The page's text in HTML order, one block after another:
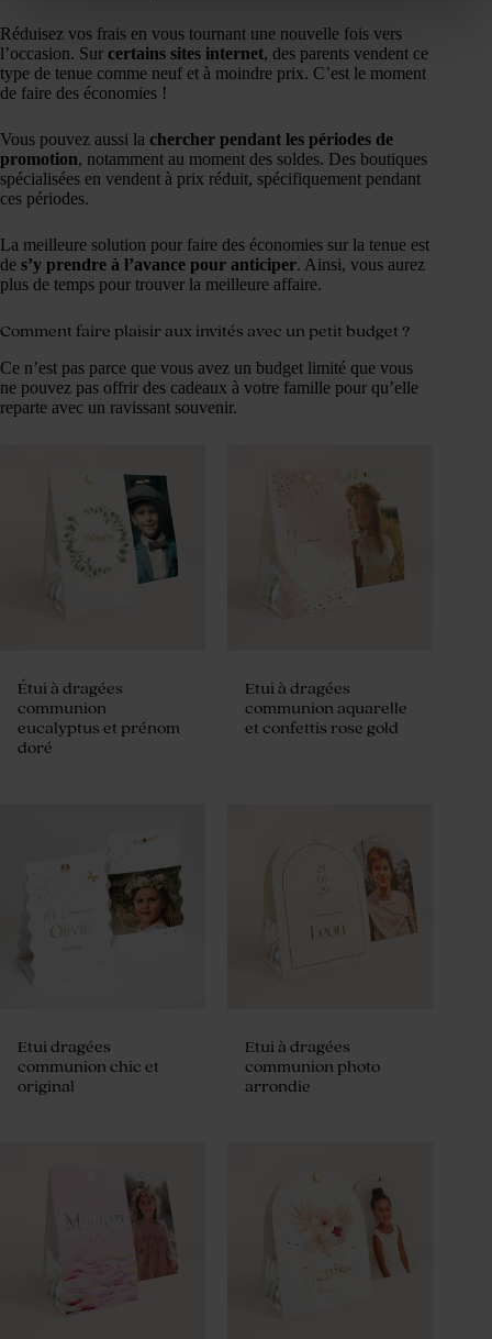
Réduisez vos frais en vous tournant une nouvelle fois vers
l’occasion. Sur certains sites internet, des parents vendent ce
type de tenue comme neuf et à moindre prix. C’est le moment
de faire des économies !
Vous pouvez aussi la chercher pendant les périodes de
promotion, notamment au moment des soldes. Des boutiques
spécialisées en vendent à prix réduit, spécifiquement pendant
ces périodes.
La meilleure solution pour faire des économies sur la tenue est
de s’y prendre à l’avance pour anticiper. Ainsi, vous aurez
plus de temps pour trouver la meilleure affaire.
Comment faire plaisir aux invités avec un petit budget ?
Ce n’est pas parce que vous avez un budget limité que vous
ne pouvez pas offrir des cadeaux à votre famille pour qu’elle
reparte avec un ravissant souvenir.
Étui à dragées
communion
eucalyptus et prénom
doré
Etui à dragées
communion aquarelle
et confettis rose gold
Etui dragées
communion chic et
original
Etui à dragées
communion photo
arrondie